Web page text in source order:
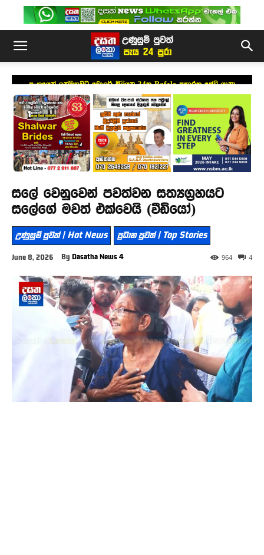
ප්‍රංශයෙන් ඉන්දියාවට ඩොලර් බිලියන 34ක Rafale ප්‍රහාරක ජෙට් යානා
යෝජනාවක්
සලේ වෙනුවෙන් පවත්වන සත්‍යග්‍රහයට
සලේගේ මවත් එක්වෙයි (වීඩියෝ)
උණුසුම් පුවත් | Hot News ප්‍රධාන පුවත් | Top Stories
June 8, 2026 By Dasatha News 4 4
964